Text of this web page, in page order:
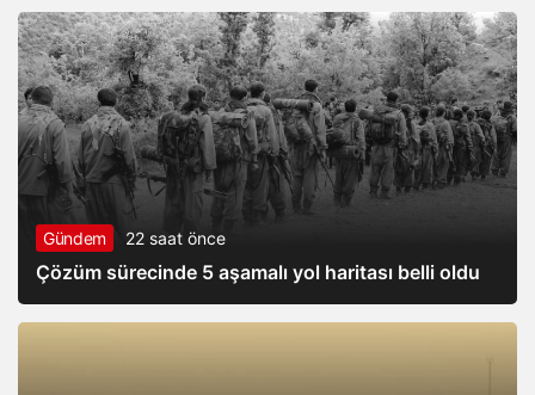
Gündem 22 saat önce
Çözüm sürecinde 5 aşamalı yol haritası belli oldu